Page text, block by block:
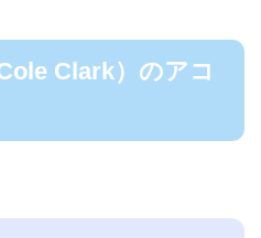
Clark）のアコ